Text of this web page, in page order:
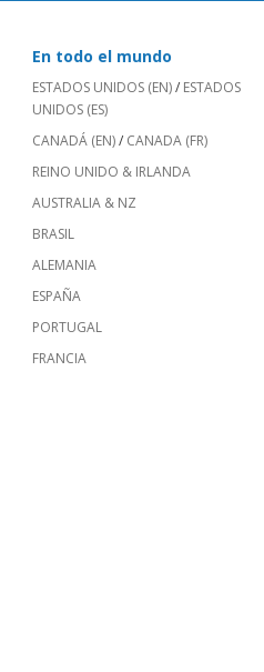
En todo el mundo
ESTADOS UNIDOS (EN)/ ESTADOS
UNIDOS (ES)
CANADÁ (EN)/ CANADA (FR)
REINO UNIDO & IRLANDA
AUSTRALIA & NZ
BRASIL
ALEMANIA
ESPAÑA
PORTUGAL
FRANCIA